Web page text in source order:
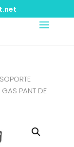
GAS PANT DE